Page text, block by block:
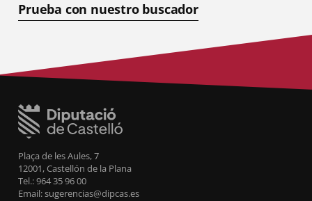
Prueba con nuestro buscador
Plaça de les Aules, 7
12001, Castellón de la Plana
Tel.: 964 35 96 00
Email: sugerencias@dipcas.es